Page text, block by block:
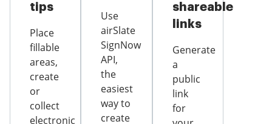
tips
Place
fillable
areas,
create
or
collect
electronic
Use
airSlate
SignNow
API,
the
easiest
way to
create
shareable
links
Generate
a
public
link
for